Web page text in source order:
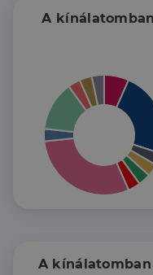
biztonságot,
ingatlan, hanem a
feladatom!” Az új
Legyünk egy csapat
A
A